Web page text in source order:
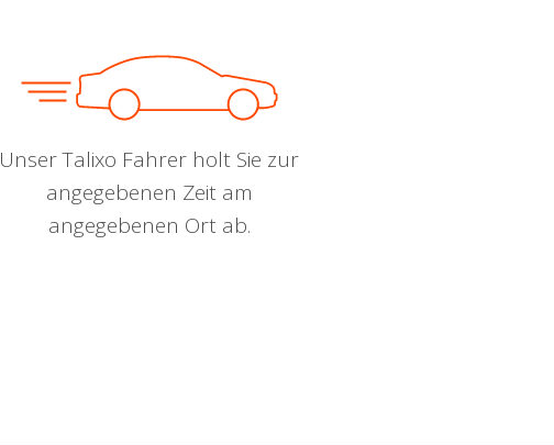
Unser Talixo Fahrer holt Sie zur
angegebenen Zeit am
angegebenen Ort ab.